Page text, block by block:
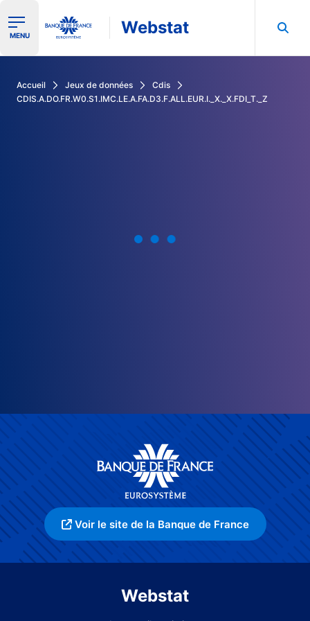
Ouvrir le menu de navigation
MENU Webstat
Accueil Jeux de données
Cdis
CDIS.A.DO.FR.W0.S1.IMC.LE.A.FA.D3.F.ALL.EUR.I._X._X.FDI_T._Z
Voir le site de la Banque de France
Webstat